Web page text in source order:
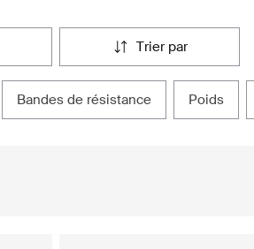
trier par
bandes de résistance poids